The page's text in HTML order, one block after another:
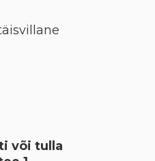
või tulla